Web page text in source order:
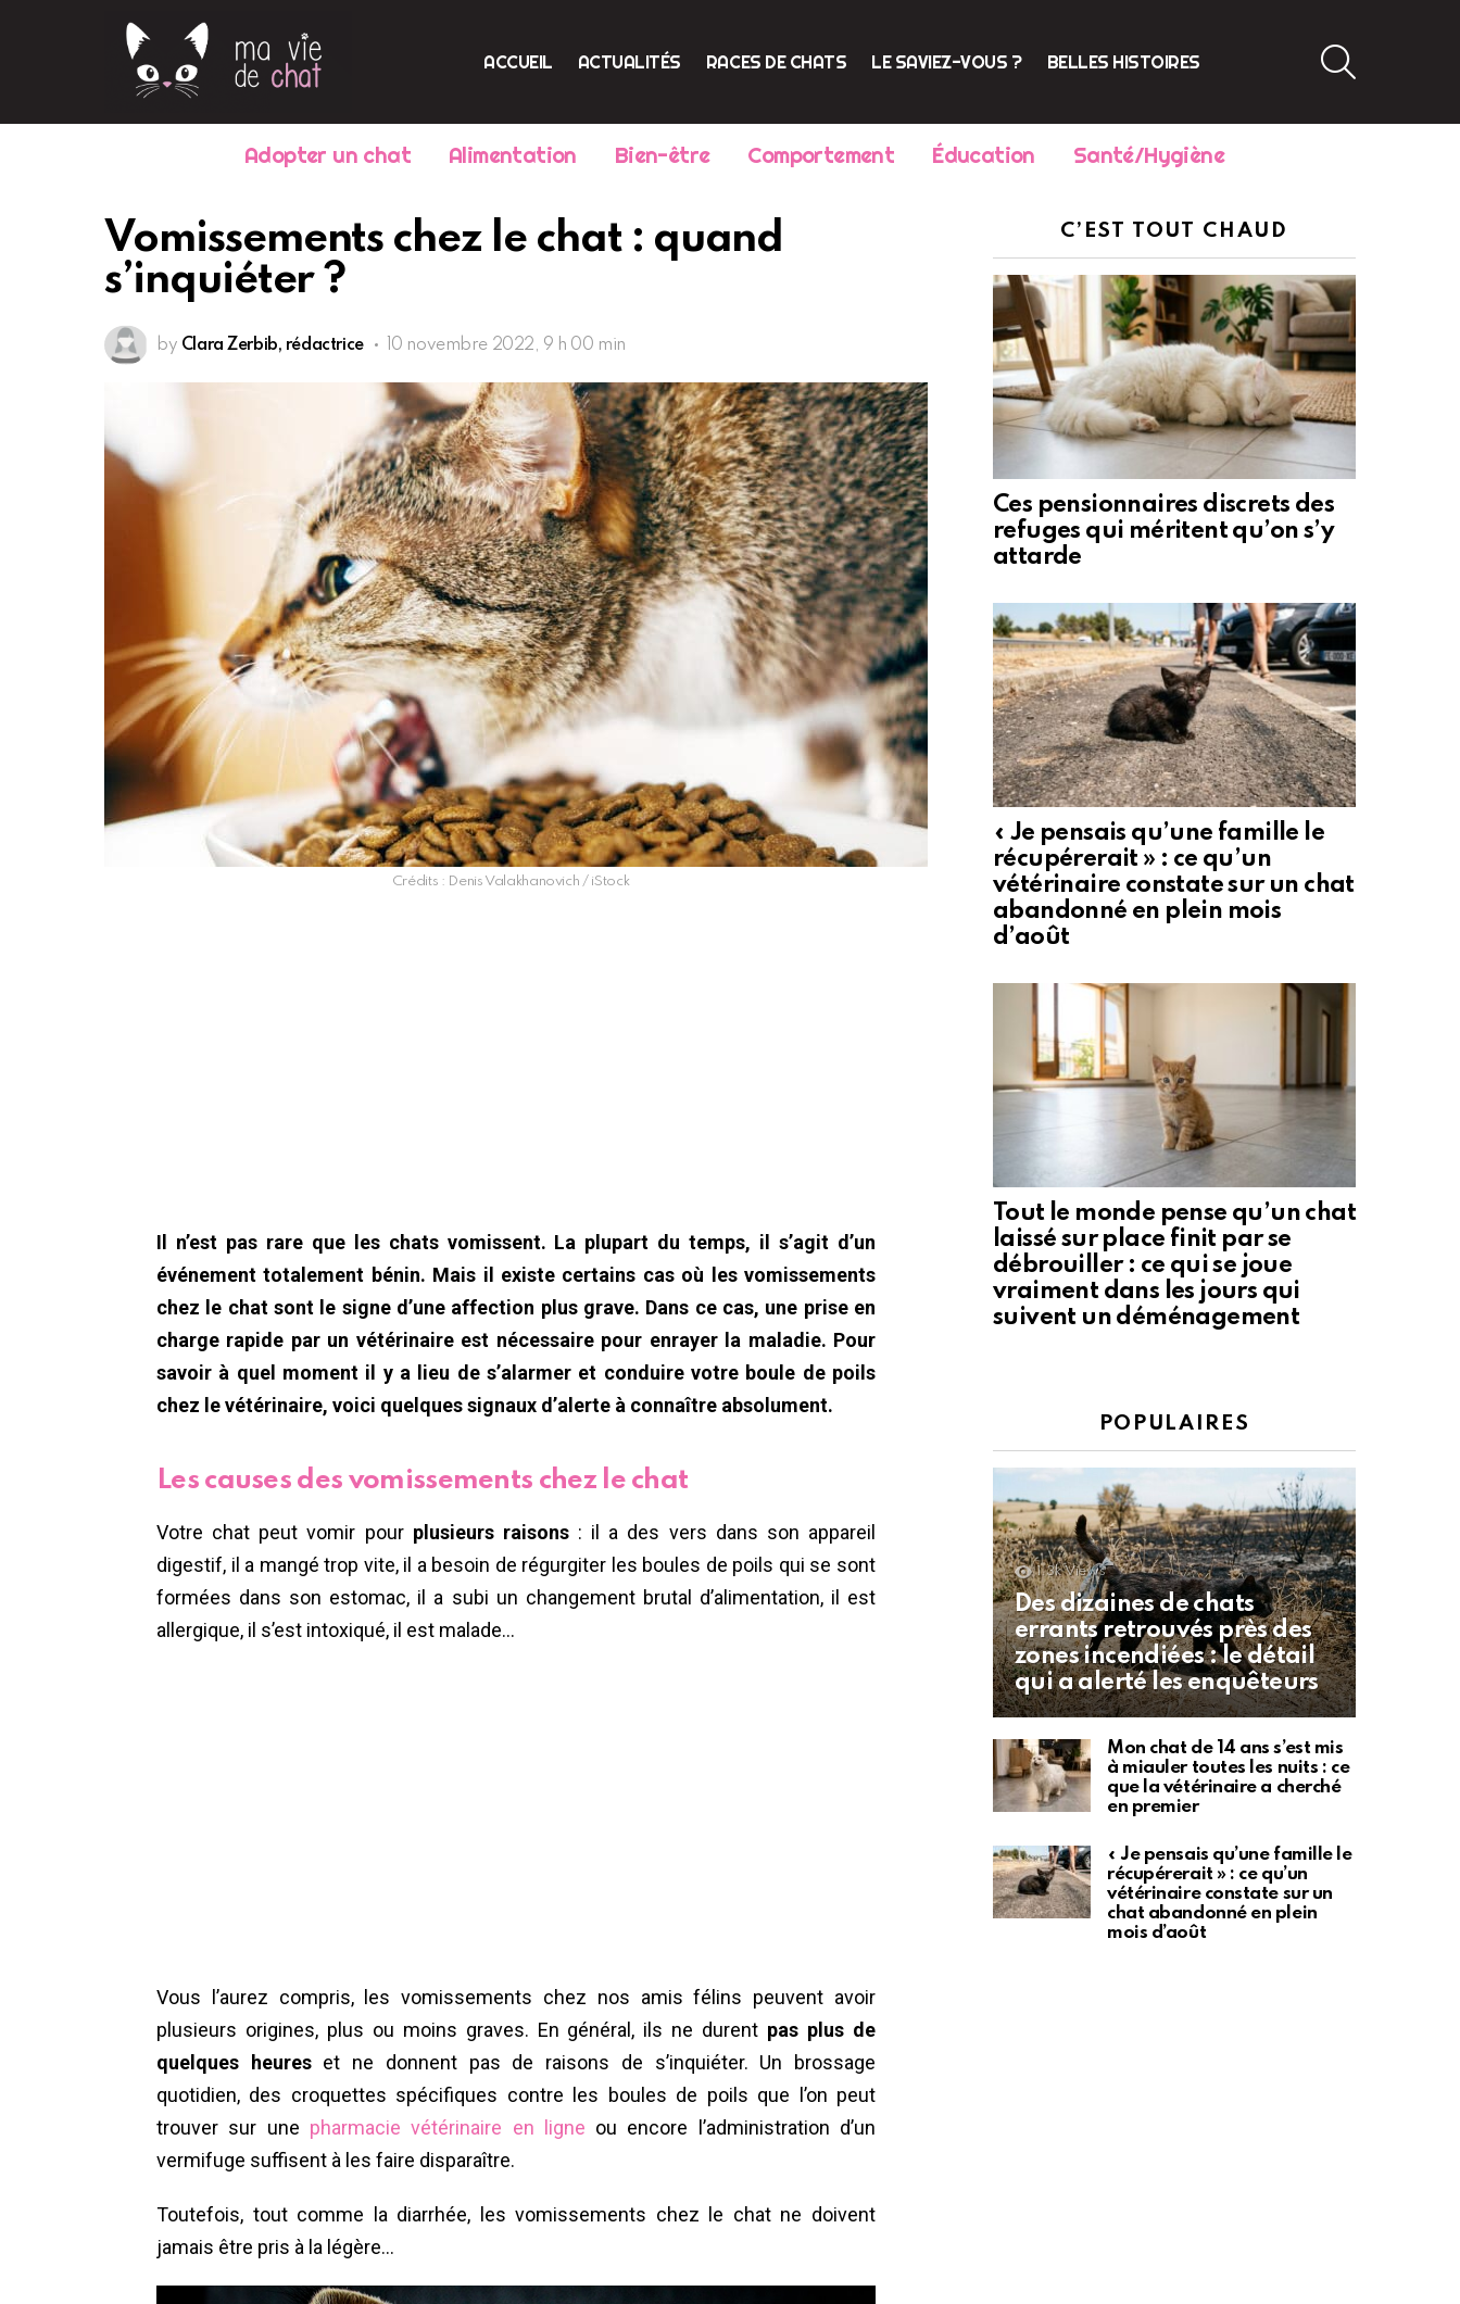
ACCUEIL ACTUALITÉS RACES DE CHATS LE SAVIEZ-VOUS ? BELLES HISTOIRES
Adopter un chat Alimentation Bien-être Comportement Éducation Santé/Hygiène
Vomissements chez le chat : quand
s’inquiéter ?
by Clara Zerbib, rédactrice 10 novembre 2022, 9 h 00 min
Crédits : Denis Valakhanovich / iStock
Il n’est pas rare que les chats vomissent. La plupart du temps, il s’agit d’un
événement totalement bénin. Mais il existe certains cas où les vomissements
chez le chat sont le signe d’une affection plus grave. Dans ce cas, une prise en
charge rapide par un vétérinaire est nécessaire pour enrayer la maladie. Pour
savoir à quel moment il y a lieu de s’alarmer et conduire votre boule de poils
chez le vétérinaire, voici quelques signaux d’alerte à connaître absolument.
Les causes des vomissements chez le chat
Votre chat peut vomir pour plusieurs raisons: il a des vers dans son appareil
digestif, il a mangé trop vite, il a besoin de régurgiter les boules de poils qui se sont
formées dans son estomac, il a subi un changement brutal d’alimentation, il est
allergique, il s’est intoxiqué, il est malade…
Vous l’aurez compris, les vomissements chez nos amis félins peuvent avoir
plusieurs origines, plus ou moins graves. En général, ils ne durent pas plus de
quelques heureset ne donnent pas de raisons de s’inquiéter. Un brossage
quotidien, des croquettes spécifiques contre les boules de poils que l’on peut
trouver sur une pharmacie vétérinaire en ligne ou encore l’administration d’un
vermifuge suffisent à les faire disparaître.
Toutefois, tout comme la diarrhée, les vomissements chez le chat ne doivent
jamais être pris à la légère…
C’EST TOUT CHAUD
Ces pensionnaires discrets des
refuges qui méritent qu’on s’y
attarde
« Je pensais qu’une famille le
récupérerait » : ce qu’un
vétérinaire constate sur un chat
abandonné en plein mois
d’août
Tout le monde pense qu’un chat
laissé sur place finit par se
débrouiller : ce qui se joue
vraiment dans les jours qui
suivent un déménagement
POPULAIRES
1.3k Views
Des dizaines de chats
errants retrouvés près des
zones incendiées : le détail
qui a alerté les enquêteurs
Mon chat de 14 ans s’est mis
à miauler toutes les nuits : ce
que la vétérinaire a cherché
en premier
« Je pensais qu’une famille le
récupérerait » : ce qu’un
vétérinaire constate sur un
chat abandonné en plein
mois d’août